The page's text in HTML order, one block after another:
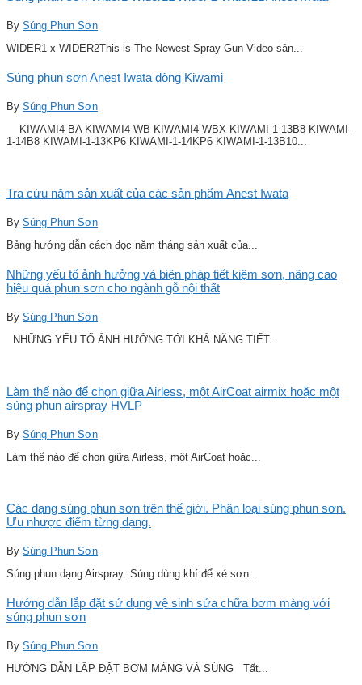
By Súng Phun Sơn
WIDER1 x WIDER2This is The Newest Spray Gun Video sản...
Súng phun sơn Anest Iwata dòng Kiwami
By Súng Phun Sơn
KIWAMI4-BA KIWAMI4-WB KIWAMI4-WBX KIWAMI-1-13B8 KIWAMI-
1-14B8 KIWAMI-1-13KP6 KIWAMI-1-14KP6 KIWAMI-1-13B10...
Tra cứu năm sản xuất của các sản phẩm Anest Iwata
By Súng Phun Sơn
Bảng hướng dẫn cách đọc năm tháng sản xuất của...
Những yếu tố ảnh hưởng và biện pháp tiết kiệm sơn, nâng cao
hiệu quả phun sơn cho ngành gỗ nội thất
By Súng Phun Sơn
NHỮNG YẾU TỐ ẢNH HƯỞNG TỚI KHẢ NĂNG TIẾT...
Làm thế nào để chọn giữa Airless, một AirCoat airmix hoặc một
súng phun airspray HVLP
By Súng Phun Sơn
Làm thế nào để chọn giữa Airless, một AirCoat hoặc...
Các dạng súng phun sơn trên thế giới. Phân loại súng phun sơn.
Ưu nhược điểm từng dạng.
By Súng Phun Sơn
Súng phun dạng Airspray: Súng dùng khí để xé sơn...
Hướng dẫn lắp đặt sử dụng vệ sinh sửa chữa bơm màng với
súng phun sơn
By Súng Phun Sơn
HƯỚNG DẪN LẮP ĐẶT BƠM MÀNG VÀ SÚNG Tất...